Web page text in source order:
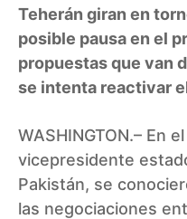
Teherán giran en
posible pausa en el
propuestas que van
se intenta reactivar
WASHINGTON.– En
vicepresidente
Pakistán, se
las negociaciones